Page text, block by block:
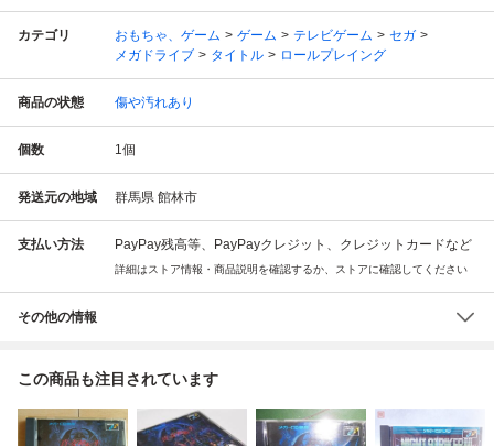
カテゴリ おもちゃ、ゲーム ゲーム テレビゲーム
セガ
メガドライブ
タイトル ロールプレイング
商品の状態 傷や汚れあり
個数 1個
発送元の地域 群馬県 館林市
支払い方法 PayPay残高等、PayPayクレジット、クレジットカードなど
詳細はストア情報・商品説明を確認するか、ストアに確認してください
その他の情報
この商品も注目されています